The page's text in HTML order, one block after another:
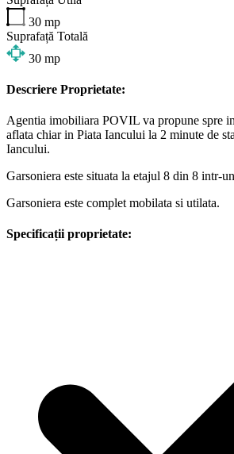
30 mp
Suprafață Totală
30 mp
Descriere Proprietate:
Agentia imobiliara POVIL va propune spre
aflata chiar in Piata Iancului la 2 minute de
Iancului.
Garsoniera este situata la etajul 8 din 8 intr-
Garsoniera este complet mobilata si utilata.
Specificații proprietate: